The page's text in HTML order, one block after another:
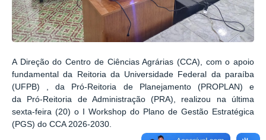
A Direção do Centro de Ciências Agrárias (CCA), com o apoio
fundamental da Reitoria da Universidade Federal da paraíba
(UFPB) , da Pró-Reitoria de Planejamento (PROPLAN) e
da
Pró-Reitoria de Administração(PRA), realizou na última
sexta-feira (20) o I Workshop do Plano de Gestão Estratégica
(PGS) do CCA 2026-2030.